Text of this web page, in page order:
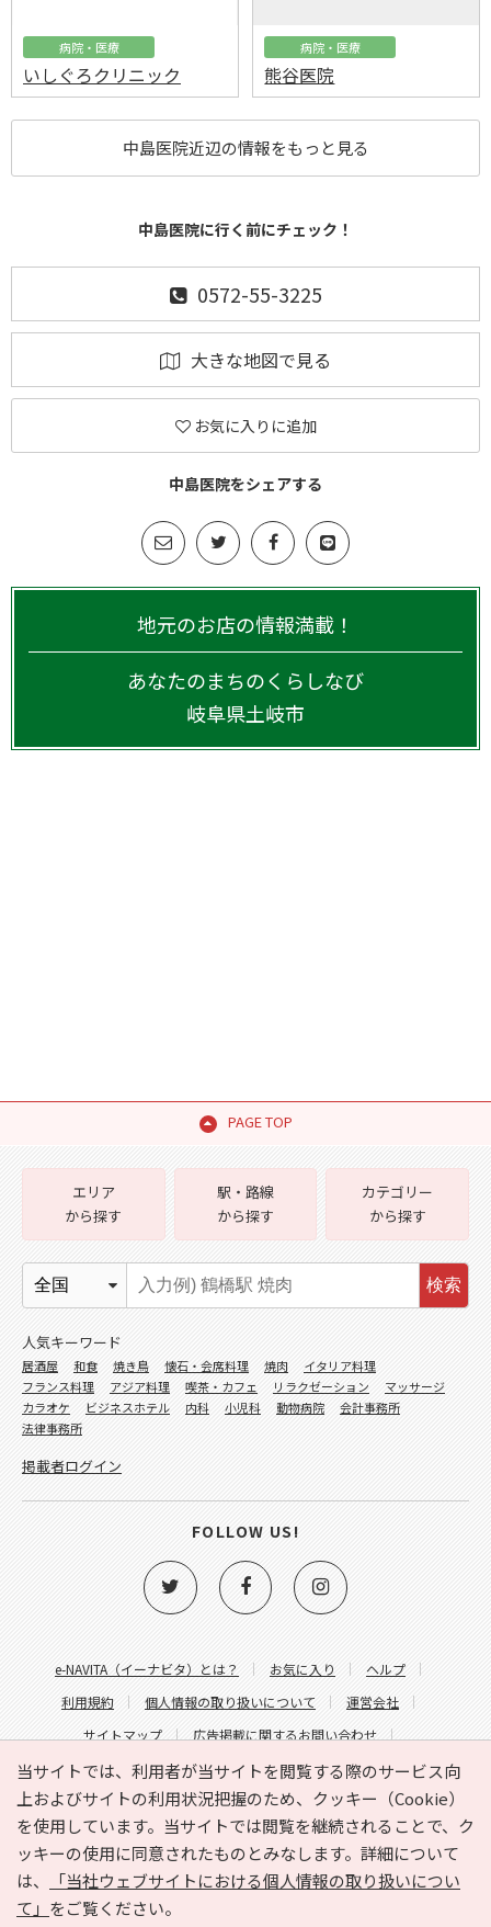
病院・医療
いしぐろクリニック
病院・医療
熊谷医院
中島医院近辺の情報をもっと見る
中島医院に行く前にチェック！
0572-55-3225
大きな地図で見る
お気に入りに追加
中島医院をシェアする
地元のお店の情報満載！
あなたのまちのくらしなび
岐阜県土岐市
PAGE TOP
当サイトでは、利用者が当サイトを閲覧する際のサービス向
上およびサイトの利用状況把握のため、クッキー（Cookie）
を使用しています。当サイトでは閲覧を継続されることで、ク
ッキーの使用に同意されたものとみなします。詳細について
は、
「当社ウェブサイトにおける個人情報の取り扱いについ
て」 をご覧ください。
e-NAVITA（イーナビタ）とは？ お気に入り
ヘルプ
利用規約
個人情報の取り扱いについて
運営会社
サイトマップ
広告掲載に関するお問い合わせ
サイトの内容に関するお問い合わせ
エリア
から探す
駅・路線
から探す
カテゴリー
から探す
検索
人気キーワード
居酒屋 和食 焼き鳥 懐石・会席料理 焼肉
イタリア料理
フランス料理
アジア料理 喫茶・カフェ リラクゼーション
マッサージ
カラオケ
ビジネスホテル 内科 小児科 動物病院
会計事務所
法律事務所
掲載者ログイン
FOLLOW US!
Copyright © HYOJITO.Co.,Ltd. All Rights Reserved.